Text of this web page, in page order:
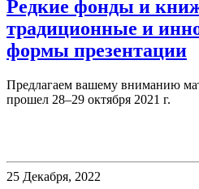
Редкие фонды и
традиционные и
формы презентации
Предлагаем вашему вниманию
прошел 28–29 октября 2021 г.
25 Декабря, 2022